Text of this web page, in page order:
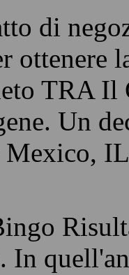
di
ottenere
TRA Il
Un
IL
In